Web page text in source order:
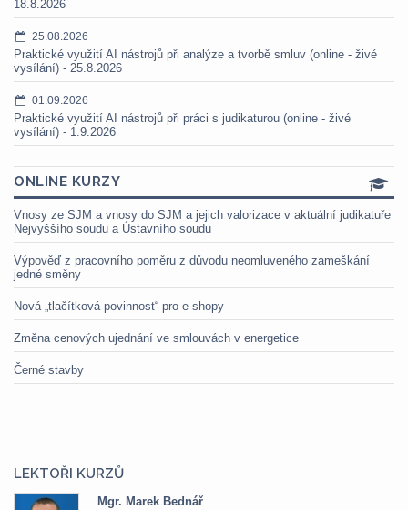
18.8.2026
25.08.2026
Praktické využití AI nástrojů při analýze a tvorbě smluv (online - živé
vysílání) - 25.8.2026
01.09.2026
Praktické využití AI nástrojů při práci s judikaturou (online - živé
vysílání) - 1.9.2026
ONLINE KURZY
Vnosy ze SJM a vnosy do SJM a jejich valorizace v aktuální judikatuře
Nejvyššího soudu a Ústavního soudu
Výpověď z pracovního poměru z důvodu neomluveného zameškání
jedné směny
Nová „tlačítková povinnost“ pro e-shopy
Změna cenových ujednání ve smlouvách v energetice
Černé stavby
LEKTOŘI KURZŮ
Mgr. Marek Bednář